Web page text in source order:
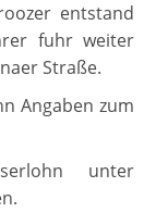
entstand
fuhr weiter
Straße.
Angaben zum
unter